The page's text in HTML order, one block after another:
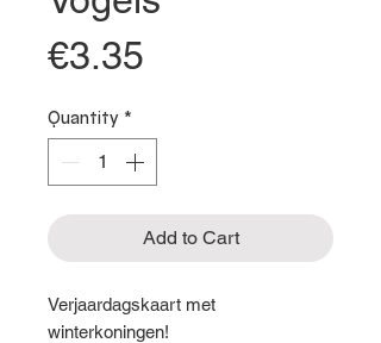
€3.35
Quantity *
Add to Cart
Verjaardagskaart met
winterkoningen!